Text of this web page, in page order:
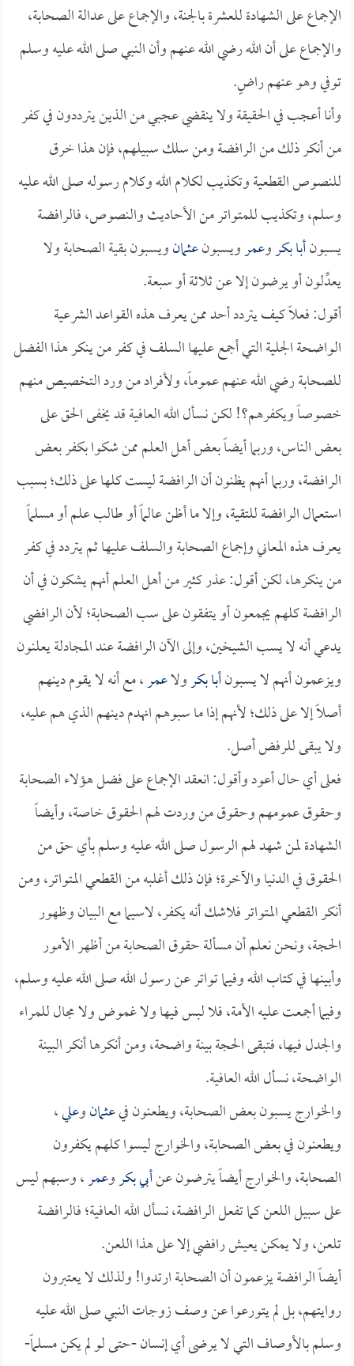
الإجماع على الشهادة للعشرة بالجنة، والإجماع على عدالة الصحابة،
والإجماع على أن الله رضي الله عنهم وأن النبي صلى الله عليه وسلم
توفي وهو عنهم راضٍ.
وأنا أعجب في الحقيقة ولا ينقضي عجبي من الذين يترددون في كفر
من أنكر ذلك من الرافضة ومن سلك سبيلهم، فإن هذا خرق
للنصوص القطعية وتكذيب لكلام الله وكلام رسوله صلى الله عليه
وسلم، وتكذيب للمتواتر من الأحاديث والنصوص، فالرافضة
يسبونأبا بكروعمرويسبونعثمانويسبون بقية الصحابة ولا
يعدِّلون أو يرضون إلا عن ثلاثة أو سبعة.
أقول: فعلاً كيف يتردد أحد ممن يعرف هذه القواعد الشرعية
الواضحة الجلية التي أجمع عليها السلف في كفر من ينكر هذا الفضل
للصحابة رضي الله عنهم عموماً، ولأفراد من ورد التخصيص منهم
خصوصاً ويكفرهم؟! لكن نسأل الله العافية قد يخفى الحق على
بعض الناس، وربما أيضاً بعض أهل العلم ممن شكوا بكفر بعض
الرافضة، وربما أنهم يظنون أن الرافضة ليست كلها على ذلك؛ بسبب
استعمال الرافضة للتقية، وإلا ما أظن عالماً أو طالب علم أو مسلماً
يعرف هذه المعاني وإجماع الصحابة والسلف عليها ثم يتردد في كفر
من ينكرها، لكن أقول: عذر كثير من أهل العلم أنهم يشكون في أن
الرافضة كلهم يجمعون أو يتفقون على سب الصحابة؛ لأن الرافضي
يدعي أنه لا يسب الشيخين، وإلى الآن الرافضة عند المجادلة يعلنون
ويزعمون أنهم لا يسبونأبا بكرولاعمر، مع أنه لا يقوم دينهم
أصلاً إلا على ذلك؛ لأنهم إذا ما سبوهم انهدم دينهم الذي هم عليه،
ولا يبقى للرفض أصل.
فعلى أي حال أعود وأقول: انعقد الإجماع على فضل هؤلاء الصحابة
وحقوق عمومهم وحقوق من وردت لهم الحقوق خاصة، وأيضاً
الشهادة لمن شهد لهم الرسول صلى الله عليه وسلم بأي حق من
الحقوق في الدنيا والآخرة؛ فإن ذلك أغلبه من القطعي المتواتر، ومن
أنكر القطعي المتواتر فلاشك أنه يكفر، لاسيما مع البيان وظهور
الحجة، ونحن نعلم أن مسألة حقوق الصحابة من أظهر الأمور
وأبينها في كتاب الله وفيما تواتر عن رسول الله صلى الله عليه وسلم،
وفيما أجمعت عليه الأمة، فلا لبس فيها ولا غموض ولا مجال للمراء
والجدل فيها، فتبقى الحجة بينة واضحة، ومن أنكرها أنكر البينة
الواضحة، نسأل الله العافية.
والخوارج يسبون بعض الصحابة، ويطعنون فيعثمانوعلي،
ويطعنون في بعض الصحابة، والخوارج ليسوا كلهم يكفرون
الصحابة، والخوارج أيضاً يترضون عنأبي بكروعمر، وسبهم ليس
على سبيل اللعن كما تفعل الرافضة، نسأل الله العافية؛ فالرافضة
تلعن، ولا يمكن يعيش رافضي إلا على هذا اللعن.
أيضاً الرافضة يزعمون أن الصحابة ارتدوا! ولذلك لا يعتبرون
روايتهم، بل لم يتورعوا عن وصف زوجات النبي صلى الله عليه
وسلم بالأوصاف التي لا يرضى أي إنسان -حتى لو لم يكن مسلماً-